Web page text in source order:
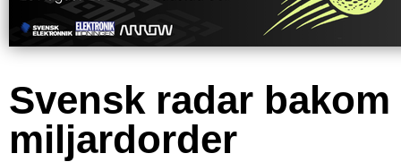
Svensk radar bakom
miljardorder